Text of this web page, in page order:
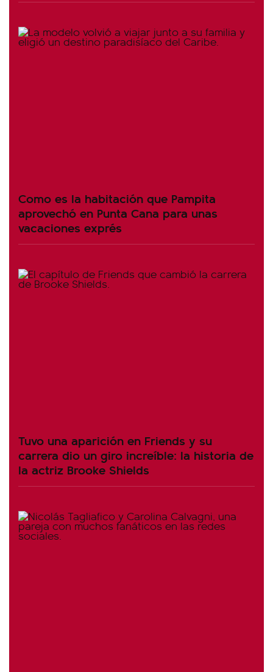
Como es la habitación que Pampita
aprovechó en Punta Cana para unas
vacaciones exprés
Tuvo una aparición en Friends y su
carrera dio un giro increíble: la historia de
la actriz Brooke Shields